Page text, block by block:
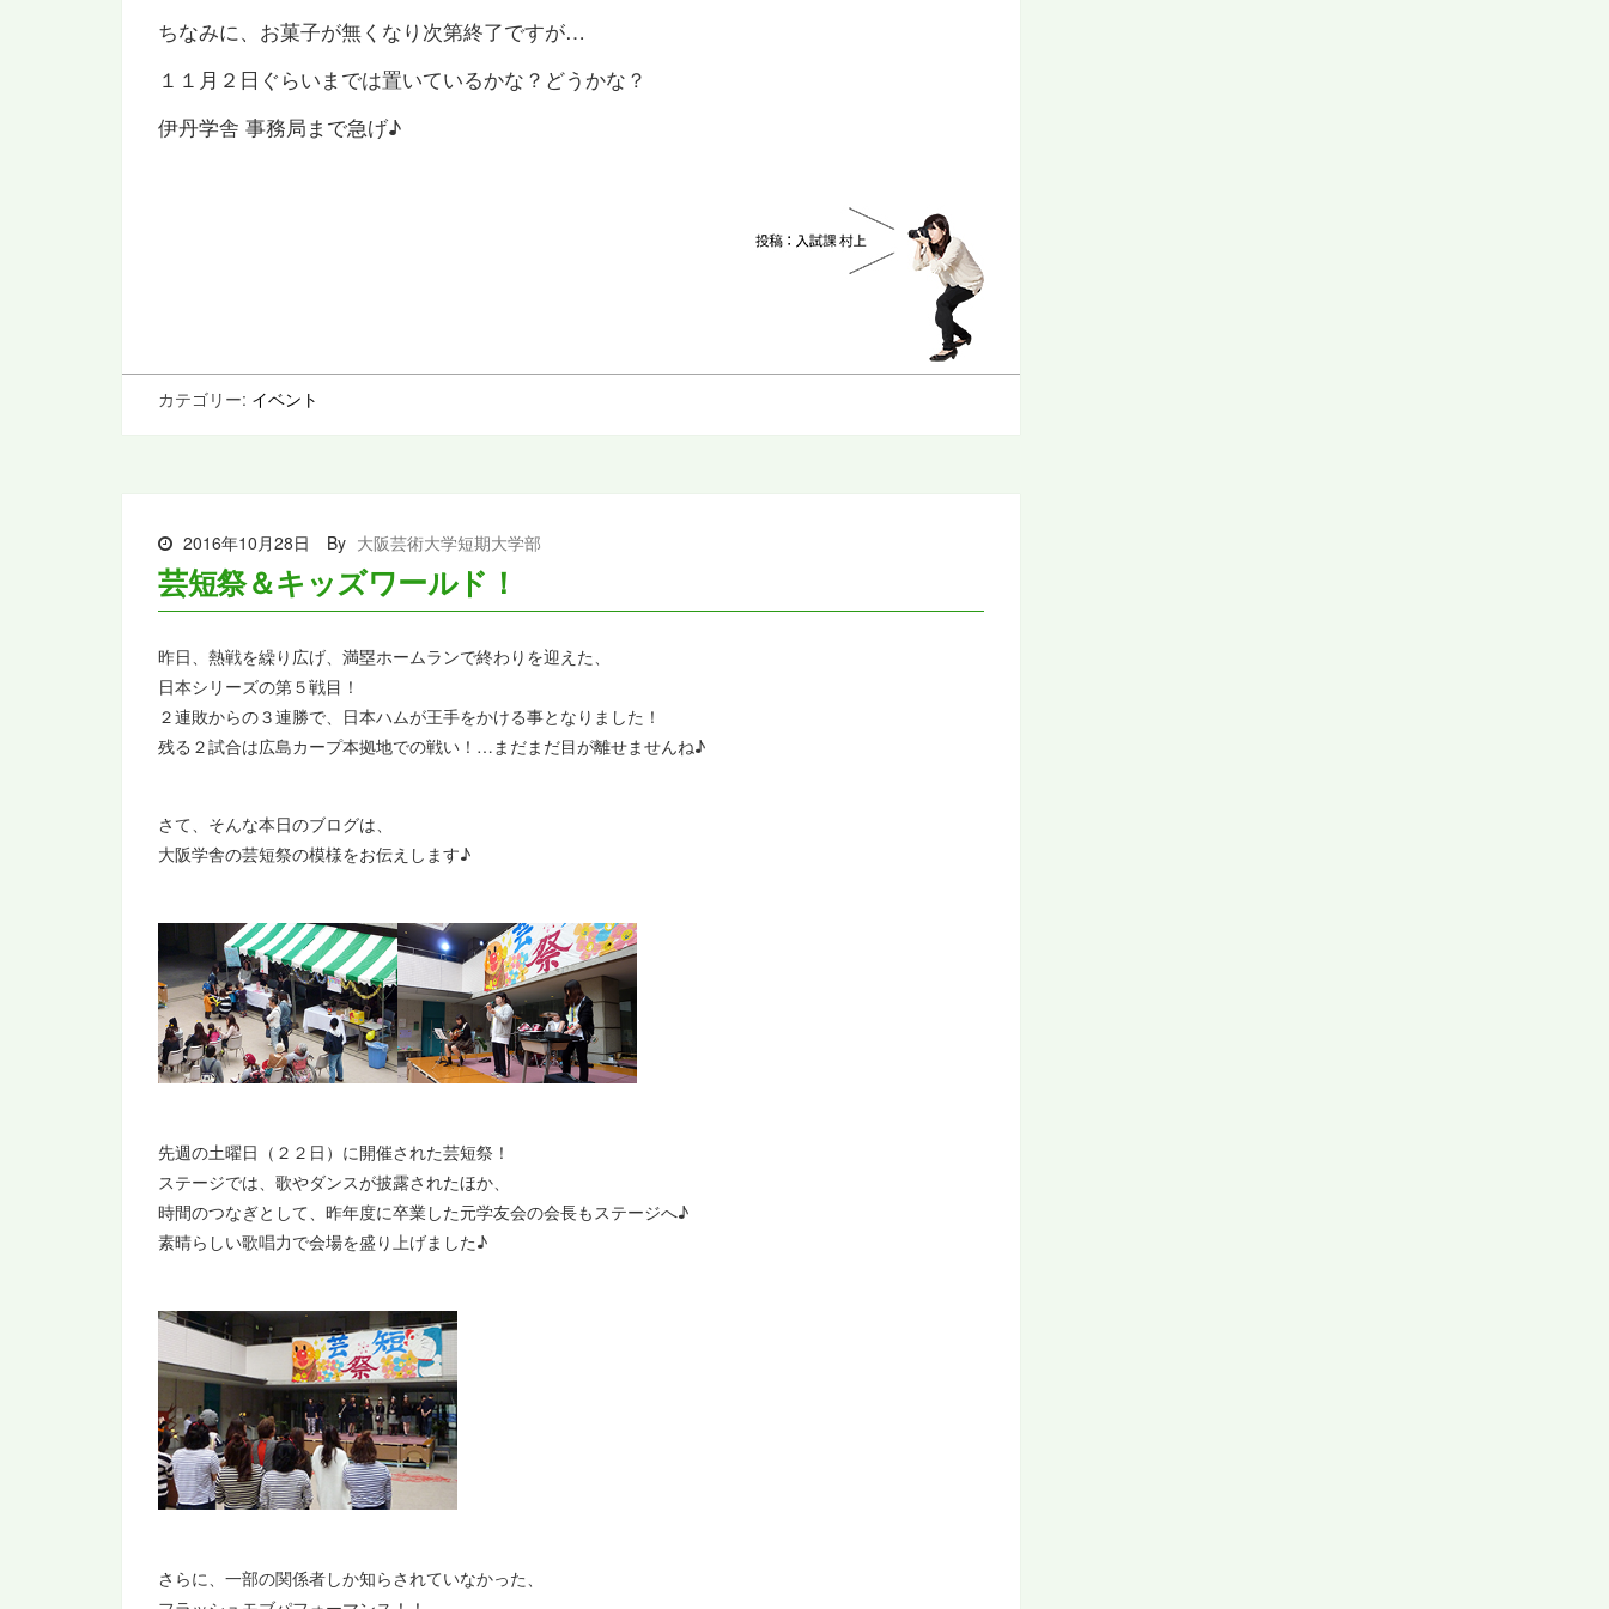
ちなみに、お菓子が無くなり次第終了ですが…
１１月２日ぐらいまでは置いているかな？どうかな？
伊丹学舎 事務局まで急げ♪
カテゴリー: イベント
2016年10月28日 By 大阪芸術大学短期大学部
芸短祭＆キッズワールド！
昨日、熱戦を繰り広げ、満塁ホームランで終わりを迎えた、
日本シリーズの第５戦目！
２連敗からの３連勝で、日本ハムが王手をかける事となりました！
残る２試合は広島カープ本拠地での戦い！…まだまだ目が離せませんね♪
さて、そんな本日のブログは、
大阪学舎の芸短祭の模様をお伝えします♪
先週の土曜日（２２日）に開催された芸短祭！
ステージでは、歌やダンスが披露されたほか、
時間のつなぎとして、昨年度に卒業した元学友会の会長もステージへ♪
素晴らしい歌唱力で会場を盛り上げました♪
さらに、一部の関係者しか知らされていなかった、